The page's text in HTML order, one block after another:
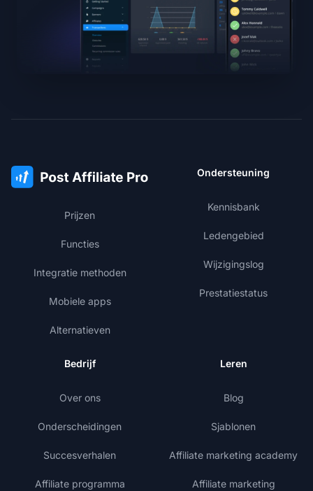
Prijzen
Functies
Integratie methoden
Mobiele apps
Alternatieven
Ondersteuning
Kennisbank
Ledengebied
Wijzigingslog
Prestatiestatus
Bedrijf
Over ons
Onderscheidingen
Succesverhalen
Affiliate programma
Leren
Blog
Sjablonen
Affiliate marketing academy
Affiliate marketing